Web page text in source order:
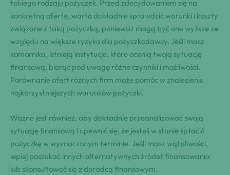
takiego rodzaju pożyczek. Przed zdecydowaniem się na⁣
konkretną ofertę, warto dokładnie sprawdzić warunki i koszty
związane z taką pożyczką, ponieważ mogą ⁣być one wyższe ze
względu na​ większe ryzyko dla pożyczkodawcy. Jeśli‌ masz⁣
komornika, istnieją instytucje, które ocenią twoją sytuację
finansową, biorąc pod⁢ uwagę różne czynniki ​i‌ możliwości.
Porównanie ofert różnych firm⁤ może pomóc w‌ znalezieniu
najkorzystniejszych warunków‌ pożyczki.
Ważne jest również,‌ aby dokładnie przeanalizować swoją
sytuację finansową i upewnić ‌się, że‍ jesteś w stanie spłacić
pożyczkę w wyznaczonym terminie. Jeśli masz⁢ wątpliwości,
lepiej poszukać⁢ innych alternatywnych ⁣źródeł finansowania
lub skonsultować się z doradcą finansowym.